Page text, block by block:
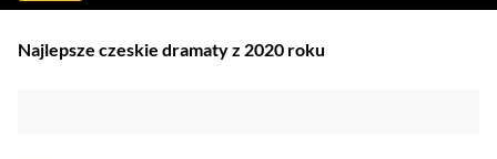
Najlepsze czeskie dramaty z 2020 roku